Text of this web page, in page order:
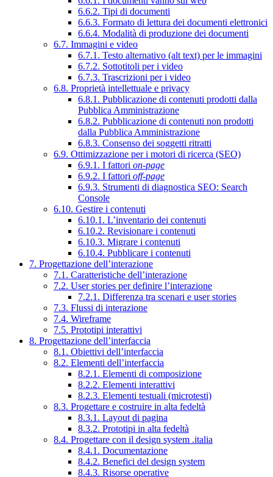
6.6.2. Tipi di documenti
6.6.3. Formato di lettura dei documenti elettronici
6.6.4. Modalità di produzione dei documenti
6.7. Immagini e video
6.7.1. Testo alternativo (alt text) per le immagini
6.7.2. Sottotitoli per i video
6.7.3. Trascrizioni per i video
6.8. Proprietà intellettuale e privacy
6.8.1. Pubblicazione di contenuti prodotti dalla
Pubblica Amministrazione
6.8.2. Pubblicazione di contenuti non prodotti
dalla Pubblica Amministrazione
6.8.3. Consenso dei soggetti ritratti
6.9. Ottimizzazione per i motori di ricerca (SEO)
6.9.1. I fattori on-page
6.9.2. I fattori off-page
6.9.3. Strumenti di diagnostica SEO: Search
Console
6.10. Gestire i contenuti
6.10.1. L’inventario dei contenuti
6.10.2. Revisionare i contenuti
6.10.3. Migrare i contenuti
6.10.4. Pubblicare i contenuti
7. Progettazione dell’interazione
7.1. Caratteristiche dell’interazione
7.2. User stories per definire l’interazione
7.2.1. Differenza tra scenari e user stories
7.3. Flussi di interazione
7.4. Wireframe
7.5. Prototipi interattivi
8. Progettazione dell’interfaccia
8.1. Obiettivi dell’interfaccia
8.2. Elementi dell’interfaccia
8.2.1. Elementi di composizione
8.2.2. Elementi interattivi
8.2.3. Elementi testuali (microtesti)
8.3. Progettare e costruire in alta fedeltà
8.3.1. Layout di pagina
8.3.2. Prototipi in alta fedeltà
8.4. Progettare con il design system .italia
8.4.1. Documentazione
8.4.2. Benefici del design system
8.4.3. Risorse operative